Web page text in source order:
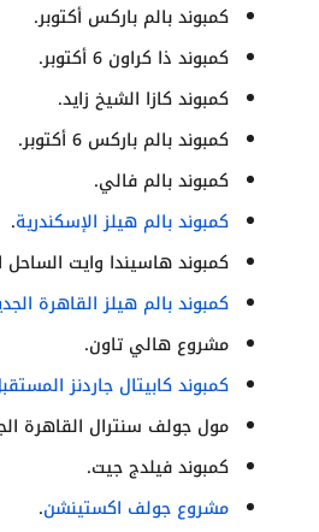
كمبوند بالم باركس أكتوبر.
كمبوند ذا كراون 6 أكتوبر.
كمبوند كازا الشيخ زايد.
كمبوند بالم باركس 6 أكتوبر.
كمبوند بالم فالي.
كمبوند بالم هيلز الإسكندرية.
كمبوند هاسيندا وايت
كمبوند بالم هيلز القاهرة
مشروع هالي تاون.
كمبوند كابيتال جاردنز
مول جولف سنترال القاهرة
كمبوند فيلدج جيت.
مشروع جولف اكستينشن.